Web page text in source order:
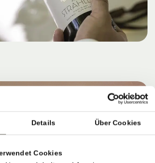
Details Über Cookies
Cookies